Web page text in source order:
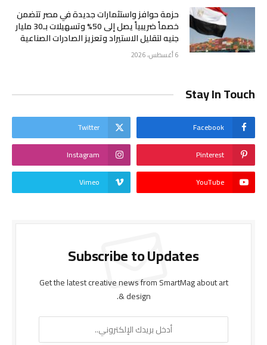
حزمة حوافز واستثمارات جديدة في مصر تتضمن
خصماً ضريبياً يصل إلى 50% وتسهيلات بـ30 مليار
جنيه لتقليل الاستيراد وتعزيز الصادرات الصناعية
6 أغسطس، 2026
Stay In Touch
Facebook
Twitter
Pinterest
Instagram
YouTube
Vimeo
Subscribe to Updates
Get the latest creative news from SmartMag about art
& design.